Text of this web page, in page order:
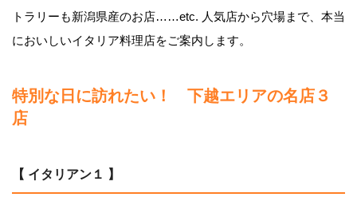
トラリーも新潟県産のお店……etc. 人気店から穴場まで、本当
においしいイタリア料理店をご案内します。
特別な日に訪れたい！ 下越エリアの名店３
店
【 イタリアン１ 】